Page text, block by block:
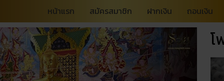
หน้าแรก สมัครสมาชิก ฝากเงิน ถอนเงิน
โ